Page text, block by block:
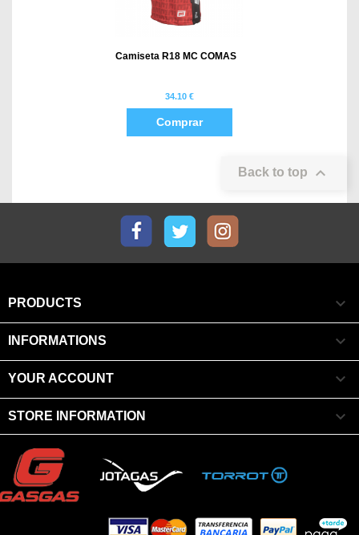
Camiseta R18 MC COMAS
34.10 €
Comprar
Back to top 
FacebookTwitter
PRODUCTS 
INFORMATIONS 
YOUR ACCOUNT 
STORE INFORMATION 